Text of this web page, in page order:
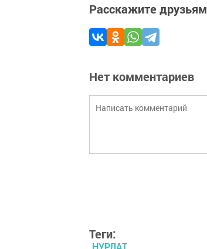
Расскажите друзьям
Нет комментариев
Теги:
НУРЛАТ